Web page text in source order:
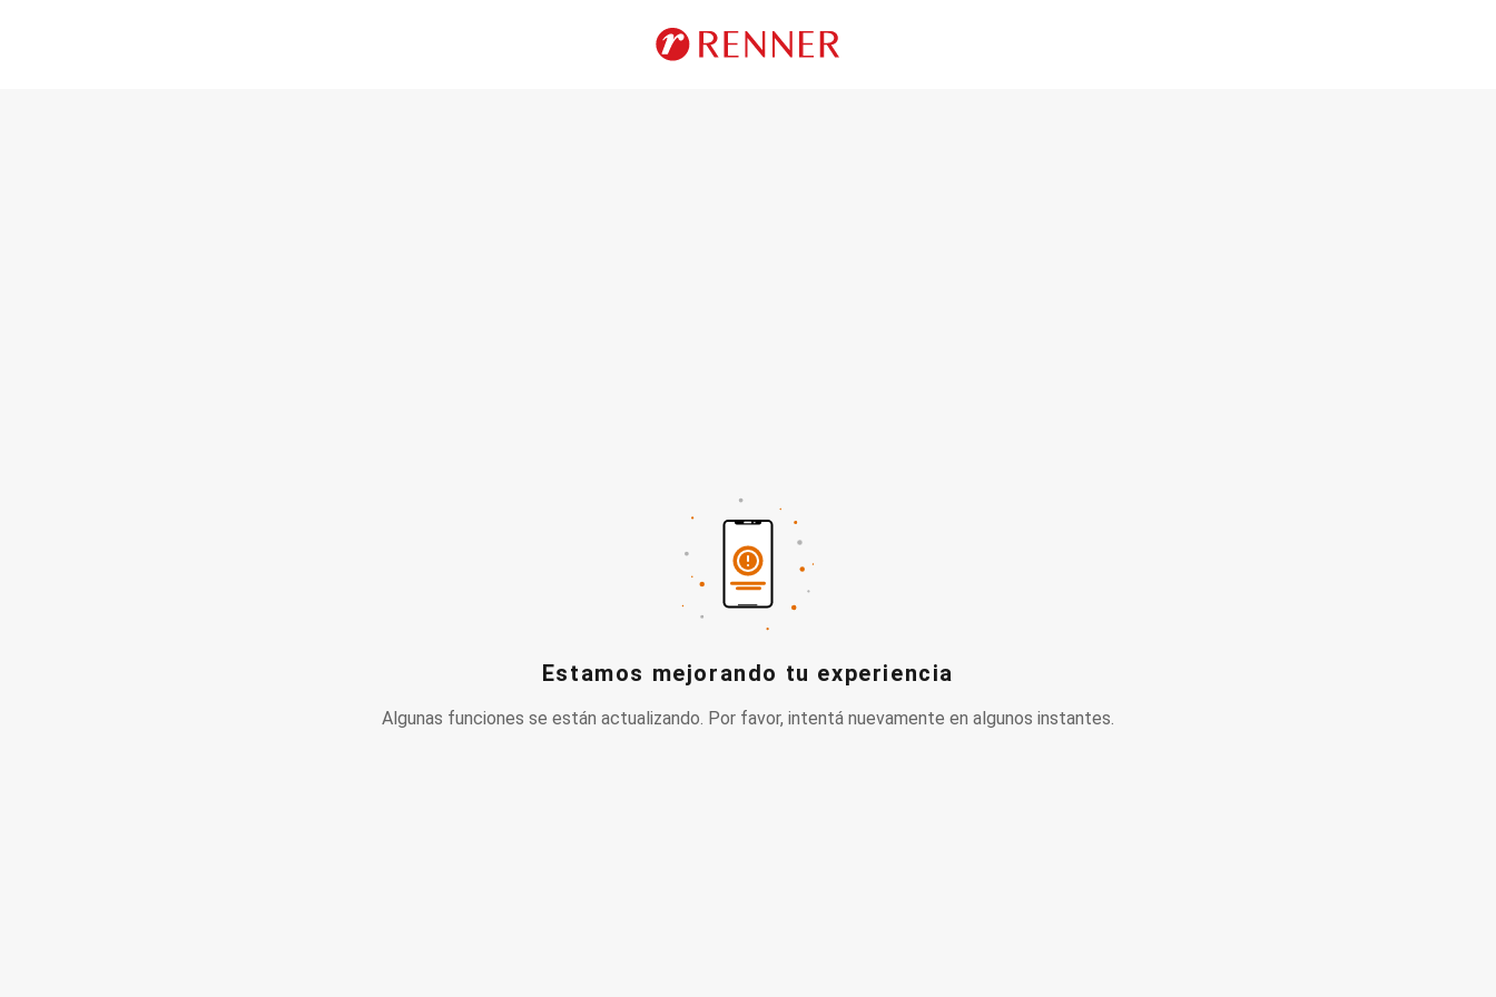
Estamos mejorando tu experiencia
Algunas funciones se están actualizando. Por favor, intentá nuevamente en algunos instantes.